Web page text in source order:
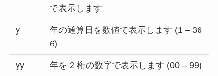
で表示します
y
年の通算日を数値で表示します (1 – 36
6)
yy 年を 2 桁の数字で表示します (00 – 99)